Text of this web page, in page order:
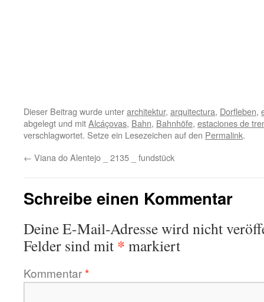
Dieser Beitrag wurde unterarchitektur, arquitectura, Dorfleben,
abgelegt und mitAlcáçovas, Bahn, Bahnhöfe, estaciones de
verschlagwortet. Setze ein Lesezeichen auf den Permalink.
← Viana do Alentejo _ 2135 _ fundstück
Schreibe einen Kommentar
Deine E-Mail-Adresse wird nicht
Felder sind mit * markiert
Kommentar*